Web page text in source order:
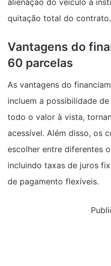
quitação total do contrato.
Vantagens do
60 parcelas
As vantagens do
incluem a possibilidade
todo o valor à vista,
acessível. Além disso, os
escolher entre diferentes
incluindo taxas de juros
de pagamento flexíveis.